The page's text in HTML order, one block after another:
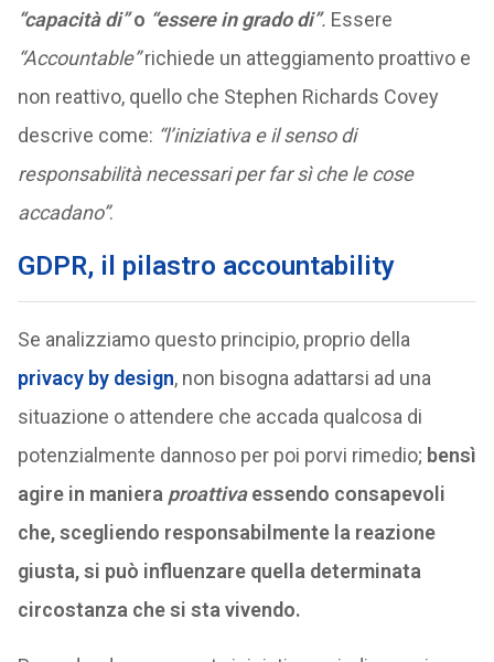
“capacità di”o “essere in grado di”. Essere
“Accountable”richiede un atteggiamento proattivo e
non reattivo, quello che Stephen Richards Covey
descrive come: “l’iniziativa e il senso di
responsabilità necessari per far sì che le cose
accadano”.
GDPR, il pilastro accountability
Se analizziamo questo principio, proprio della
privacy by design, non bisogna adattarsi ad una
situazione o attendere che accada qualcosa di
potenzialmente dannoso per poi porvi rimedio; bensì
agire in maniera proattivaessendo consapevoli
che, scegliendo responsabilmente la reazione
giusta, si può influenzare quella determinata
circostanza che si sta vivendo.